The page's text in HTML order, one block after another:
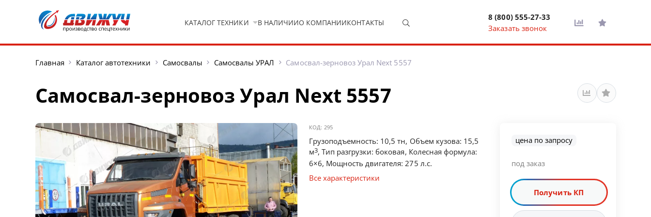
КАТАЛОГ ТЕХНИКИ В НАЛИЧИИО КОМПАНИИКОНТАКТЫ
8 (800) 555-27-33
Заказать звонок
Главная Каталог автотехники Самосвалы Самосвалы УРАЛ Самосвал-зерновоз Урал Next 5557
Самосвал-зерновоз Урал Next 5557
КОД: 295
Грузоподъемность: 10,5 тн, Объем кузова: 15,5
м3, Тип разгрузки: боковая, Колесная формула:
6×6, Мощность двигателя: 275 л.с.
Все характеристики
цена по запросу
под заказ
Получить КП